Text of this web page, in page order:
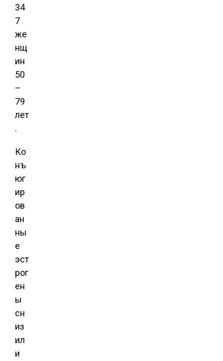
34
7
же
нщ
ин
50
–
79
лет
.
Ко
нъ
юг
ир
ов
ан
ны
е
эст
рог
ен
ы
сн
из
ил
и